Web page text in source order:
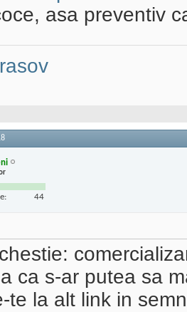
asa preventiv
44
ca s-ar putea sa
te la alt link in